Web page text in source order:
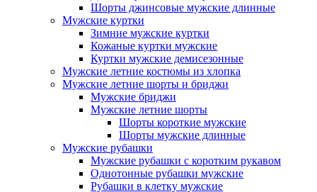
Шорты джинсовые мужские длинные
Мужские куртки
Зимние мужские куртки
Кожаные куртки мужские
Куртки мужские демисезонные
Мужские летние костюмы из хлопка
Мужские летние шорты и бриджи
Мужские бриджи
Мужские летние шорты
Шорты короткие мужские
Шорты мужские длинные
Мужские рубашки
Мужские рубашки с коротким рукавом
Однотонные рубашки мужские
Рубашки в клетку мужские